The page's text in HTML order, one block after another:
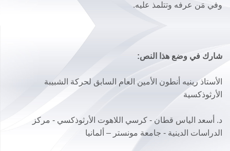
وفي مَن عرفه وتتلمذ عليه.
شارك في وضع هذا النص:
الأستاذ رينيه أنطون الأمين العام السابق لحركة الشبيبة
الأرثوذكسية
د. أسعد الياس قطان - كرسي اللاهوت الأرثوذكسي - مركز
الدراسات الدينية - جامعة مونستر – ألمانيا